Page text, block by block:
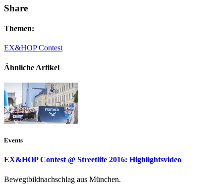
Share
Themen:
EX&HOP Contest
Ähnliche Artikel
Events
EX&HOP Contest @ Streetlife 2016: Highlightsvideo
Bewegtbildnachschlag aus München.